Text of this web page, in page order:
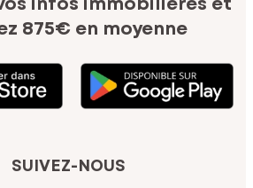
875€ en moyenne
SUIVEZ-NOUS